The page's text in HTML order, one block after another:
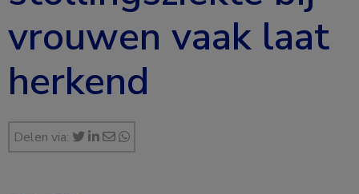
vrouwen vaak laat
herkend
Delen via: